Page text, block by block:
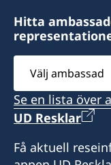
Hitta
Välj
ambassad
Se en lista över
UD Resklar
Få aktuell